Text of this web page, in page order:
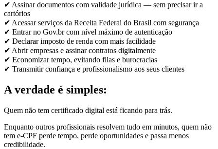
✔ Assinar documentos com validade jurídica — sem precisar ir a
cartórios
✔ Acessar serviços da Receita Federal do Brasil com segurança
✔ Entrar no Gov.br com nível máximo de autenticação
✔ Declarar imposto de renda com mais facilidade
✔ Abrir empresas e assinar contratos digitalmente
✔ Economizar tempo, evitando filas e burocracias
✔ Transmitir confiança e profissionalismo aos seus clientes
A verdade é simples:
Quem não tem certificado digital está ficando para trás.
Enquanto outros profissionais resolvem tudo em minutos, quem não
tem e-CPF perde tempo, perde oportunidades e passa menos
credibilidade.